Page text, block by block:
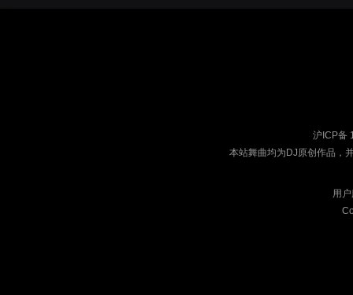
沪ICP备
本站舞曲均为DJ原创作品，
用